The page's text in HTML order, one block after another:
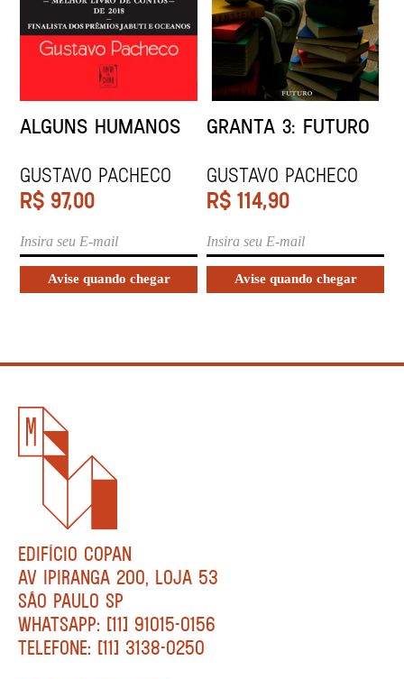
ALGUNS HUMANOS
Gustavo Pacheco
R$ 97,00
GRANTA 3: FUTURO
Gustavo Pacheco
R$ 114,90
EDIFÍCIO COPAN
AV IPIRANGA 200, LOJA 53
SÃO PAULO SP
WHATSAPP: [11] 91015-0156
TELEFONE: [11] 3138-0250